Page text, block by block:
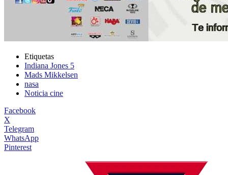
Etiquetas
Indiana Jones 5
Mads Mikkelsen
nasa
Noticia cine
Facebook
X
Telegram
WhatsApp
Pinterest